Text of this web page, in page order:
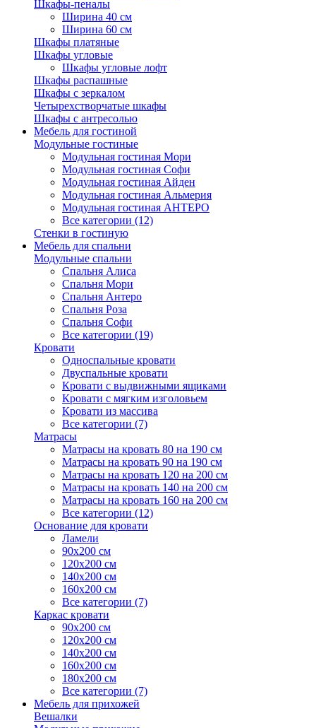
Шкафы-пеналы
Ширина 40 см
Ширина 60 см
Шкафы платяные
Шкафы угловые
Шкафы угловые лофт
Шкафы распашные
Шкафы с зеркалом
Четырехстворчатые шкафы
Шкафы с антресолью
Мебель для гостиной
Модульные гостиные
Модульная гостиная Мори
Модульная гостиная Софи
Модульная гостиная Айден
Модульная гостиная Альмерия
Модульная гостиная АНТЕРО
Все категории (12)
Стенки в гостиную
Мебель для спальни
Модульные спальни
Спальня Алиса
Спальня Мори
Спальня Антеро
Спальня Роза
Спальня Софи
Все категории (19)
Кровати
Односпальные кровати
Двуспальные кровати
Кровати с выдвижными ящиками
Кровати с мягким изголовьем
Кровати из массива
Все категории (7)
Матрасы
Матрасы на кровать 80 на 190 см
Матрасы на кровать 90 на 190 см
Матрасы на кровать 120 на 200 см
Матрасы на кровать 140 на 200 см
Матрасы на кровать 160 на 200 см
Все категории (12)
Основание для кровати
Ламели
90х200 см
120х200 см
140х200 см
160х200 см
Все категории (7)
Каркас кровати
90х200 см
120х200 см
140х200 см
160х200 см
180х200 см
Все категории (7)
Мебель для прихожей
Вешалки